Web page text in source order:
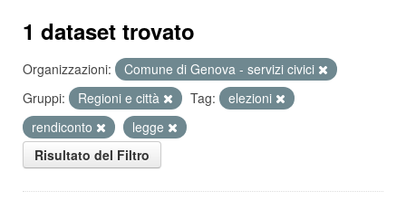
1 dataset trovato
Organizzazioni:
Comune di Genova - servizi civici
Gruppi:
Regioni e città Tag:
elezioni
rendiconto
legge
Risultato del Filtro